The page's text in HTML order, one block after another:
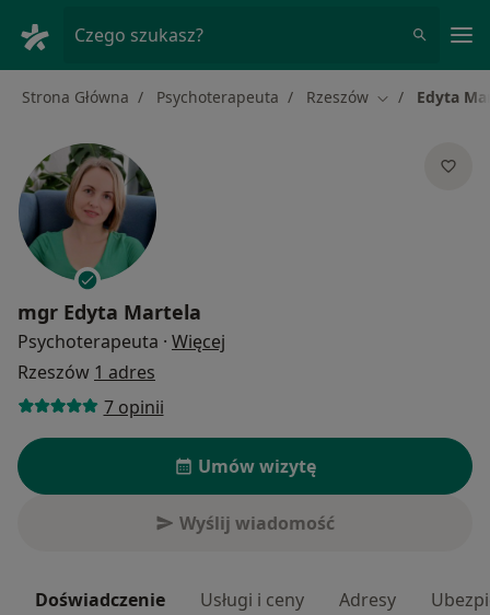
Czego szukasz?
Strona Główna Psychoterapeuta Rzeszów Zmień miasto
Edyta
mgr Edyta Martela
Psychoterapeuta · Więcej
Rzeszów 1 adres
7 opinii
Umów wizytę
Wyślij wiadomość
Doświadczenie Usługi i ceny Adresy